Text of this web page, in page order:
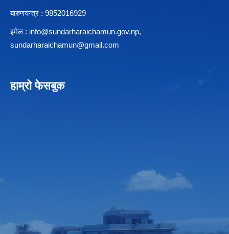
बारुणयन्त्र : 9852016929
इमेल : info@sundarharaichamun.gov.np,
sundarharaichamun@gmail.com
हाम्रो फेसबुक